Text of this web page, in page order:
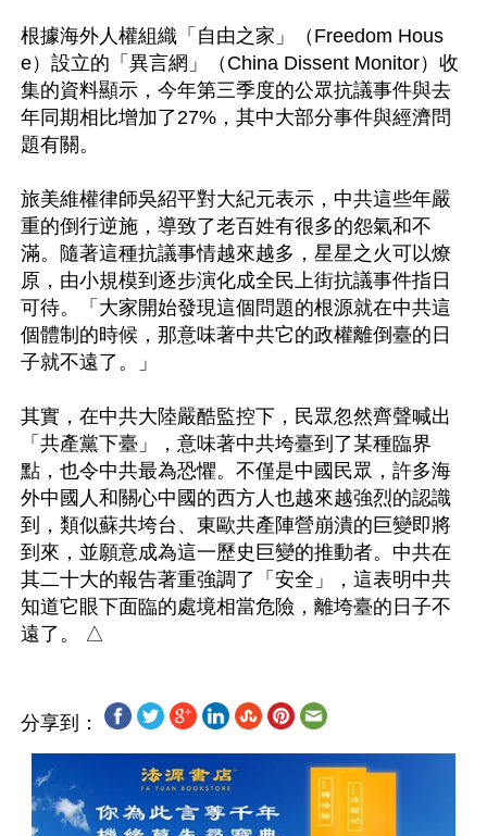
根據海外人權組織「自由之家」（Freedom Hous
e）設立的「異言網」（China Dissent Monitor）收
集的資料顯示，今年第三季度的公眾抗議事件與去
年同期相比增加了27%，其中大部分事件與經濟問
題有關。
旅美維權律師吳紹平對大紀元表示，中共這些年嚴
重的倒行逆施，導致了老百姓有很多的怨氣和不
滿。隨著這種抗議事情越來越多，星星之火可以燎
原，由小規模到逐步演化成全民上街抗議事件指日
可待。「大家開始發現這個問題的根源就在中共這
個體制的時候，那意味著中共它的政權離倒臺的日
子就不遠了。」
其實，在中共大陸嚴酷監控下，民眾忽然齊聲喊出
「共產黨下臺」，意味著中共垮臺到了某種臨界
點，也令中共最為恐懼。不僅是中國民眾，許多海
外中國人和關心中國的西方人也越來越強烈的認識
到，類似蘇共垮台、東歐共產陣營崩潰的巨變即將
到來，並願意成為這一歷史巨變的推動者。中共在
其二十大的報告著重強調了「安全」，這表明中共
知道它眼下面臨的處境相當危險，離垮臺的日子不
分享到：